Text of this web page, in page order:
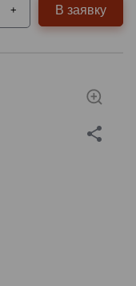
+ В заявку